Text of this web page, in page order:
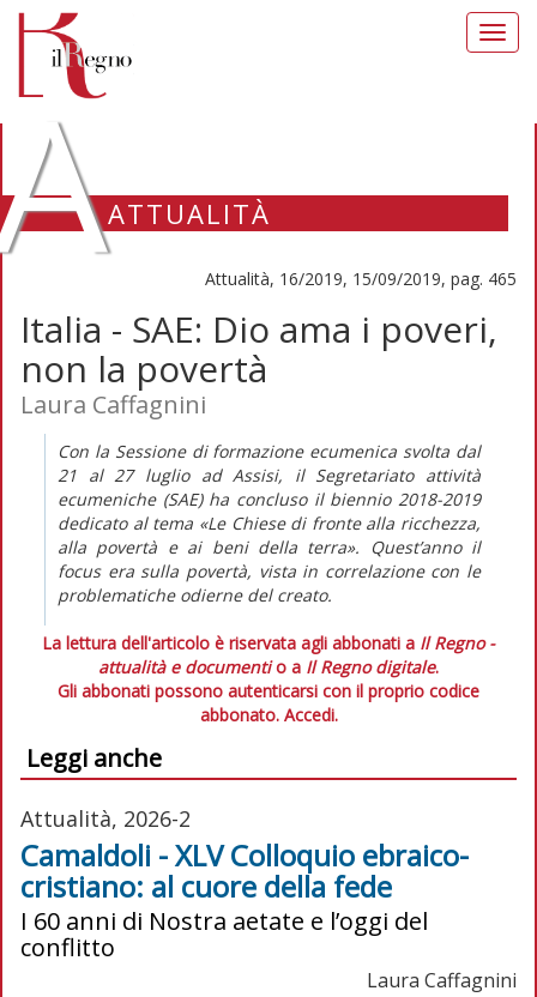
ATTUALITÀ
Attualità, 16/2019, 15/09/2019, pag. 465
Italia - SAE: Dio ama i poveri,
non la povertà
Laura Caffagnini
Con la Sessione di formazione ecumenica svolta dal
21 al 27 luglio ad Assisi, il Segretariato attività
ecumeniche (SAE) ha concluso il biennio 2018-2019
dedicato al tema «Le Chiese di fronte alla ricchezza,
alla povertà e ai beni della terra». Quest’anno il
focus era sulla povertà, vista in correlazione con le
problematiche odierne del creato.
La lettura dell'articolo è riservata agli abbonati a Il Regno -
attualità e documentio a Il Regno digitale.
Gli abbonati possono autenticarsi con il proprio codice
abbonato. Accedi.
Leggi anche
Attualità, 2026-2
Camaldoli - XLV Colloquio ebraico-
cristiano: al cuore della fede
I 60 anni di Nostra aetate e l’oggi del
conflitto
Laura Caffagnini